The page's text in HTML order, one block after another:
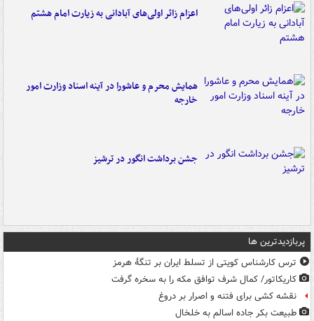
اعزام زائر اولی‌های آبادانی به زیارت امام هشتم
همایش محرم و عاشورا در آینه اسناد وزارت امور
خارجه
جشن برداشت انگور در ترشیز
پربازدیدترین ها
ترس کارشناس کویتی از تسلط ایران بر تنگۀ هرمز
کاریکاتور/ کمال شرف توافق مکه را به سخره گرفت
نقشه کشی برای فتنه و اصرار بر دروغ
طبیعت بکر جاده اسالم به خلخال